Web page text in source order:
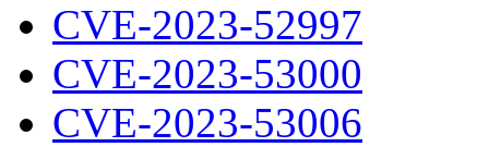
CVE-2023-52997
CVE-2023-53000
CVE-2023-53006